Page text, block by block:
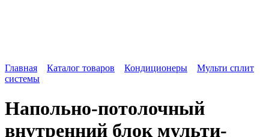
Главная Каталог товаров Кондиционеры
Мульти сплит
системы
Напольно-потолочный
внутренний блок мульти-